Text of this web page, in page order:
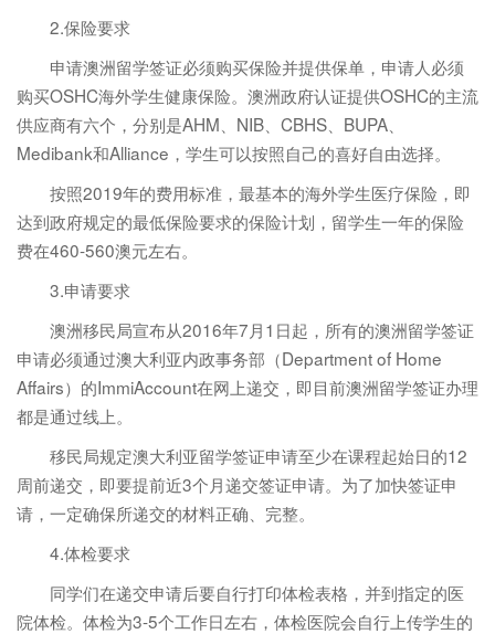
2.保险要求
申请澳洲留学签证必须购买保险并提供保单，申请人必须
购买OSHC海外学生健康保险。澳洲政府认证提供OSHC的主流
供应商有六个，分别是AHM、NIB、CBHS、BUPA、
Medibank和Alliance，学生可以按照自己的喜好自由选择。
按照2019年的费用标准，最基本的海外学生医疗保险，即
达到政府规定的最低保险要求的保险计划，留学生一年的保险
费在460-560澳元左右。
3.申请要求
澳洲移民局宣布从2016年7月1日起，所有的澳洲留学签证
申请必须通过澳大利亚内政事务部（Department of Home
Affairs）的ImmiAccount在网上递交，即目前澳洲留学签证办理
都是通过线上。
移民局规定澳大利亚留学签证申请至少在课程起始日的12
周前递交，即要提前近3个月递交签证申请。为了加快签证申
请，一定确保所递交的材料正确、完整。
4.体检要求
同学们在递交申请后要自行打印体检表格，并到指定的医
院体检。体检为3-5个工作日左右，体检医院会自行上传学生的